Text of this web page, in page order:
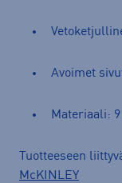
Avoimet
Materiaali:
Tuotteeseen
McKINLEY